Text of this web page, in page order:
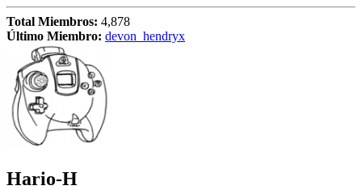
Total Miembros: 4,878
Último Miembro: devon_hendryx
Hario-H